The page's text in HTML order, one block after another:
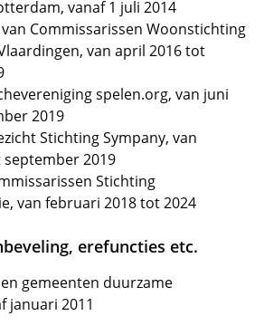
vanaf 1 juli 2014
Commissarissen Woonstichting
van april 2016 tot
spelen.org, van juni
2019
Stichting Sympany, van
2019
Stichting
van februari 2018 tot 2024
erefuncties etc.
gemeenten duurzame
januari 2011